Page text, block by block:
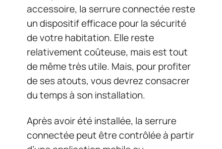
accessoire, la serrure connectée reste
un dispositif efficace pour la sécurité
de votre habitation. Elle reste
relativement coûteuse, mais est tout
de même très utile. Mais, pour profiter
de ses atouts, vous devrez consacrer
du temps à son installation.
Après avoir été installée, la serrure
connectée peut être contrôlée à partir